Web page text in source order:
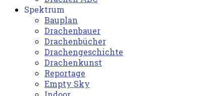
Spektrum
Bauplan
Drachenbauer
Drachenbücher
Drachengeschichte
Drachenkunst
Reportage
Empty Sky